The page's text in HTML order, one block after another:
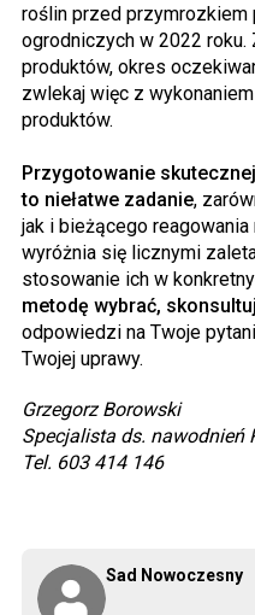
Sad Nowoczesny
roślin przed przymrozkiem
ogrodniczych w 2022 roku.
produktów, okres
zwlekaj więc z
produktów.
Przygotowanie
to niełatwe zadanie,
jak i bieżącego
wyróżnia się licznymi
stosowanie ich w
metodę wybrać,
odpowiedzi na Twoje
Twojej uprawy.
Grzegorz Borowski
Specjalista ds. nawodnień
Tel. 603 414 146